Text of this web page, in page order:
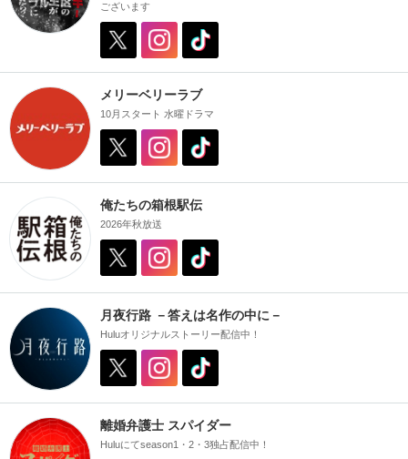
ございます
メリーベリーラブ
10月スタート 水曜ドラマ
俺たちの箱根駅伝
2026年秋放送
月夜行路 －答えは名作の中に－
Huluオリジナルストーリー配信中！
離婚弁護士 スパイダー
Huluにてseason1・2・3独占配信中！